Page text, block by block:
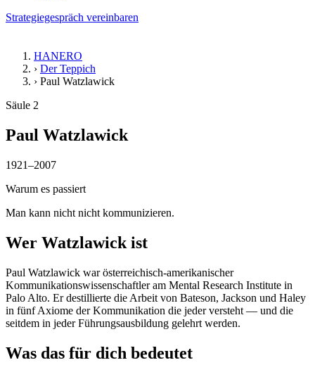
Strategiegespräch vereinbaren
HANERO
› Der Teppich
› Paul Watzlawick
Säule 2
Paul Watzlawick
1921–2007
Warum es passiert
Man kann nicht nicht kommunizieren.
Wer Watzlawick ist
Paul Watzlawick war österreichisch-amerikanischer
Kommunikationswissenschaftler am Mental Research Institute in
Palo Alto. Er destillierte die Arbeit von Bateson, Jackson und Haley
in fünf Axiome der Kommunikation die jeder versteht — und die
seitdem in jeder Führungsausbildung gelehrt werden.
Was das für dich bedeutet